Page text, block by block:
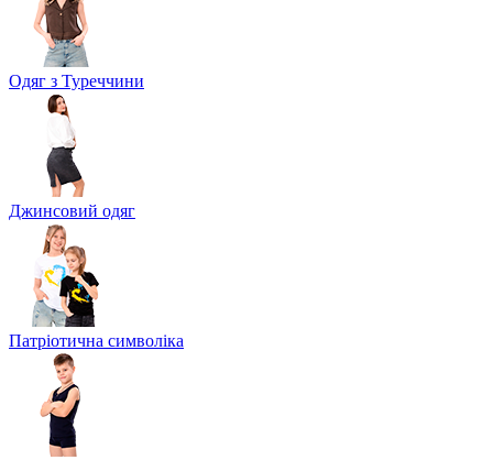
Одяг з Туреччини
Джинсовий одяг
Патріотична символіка